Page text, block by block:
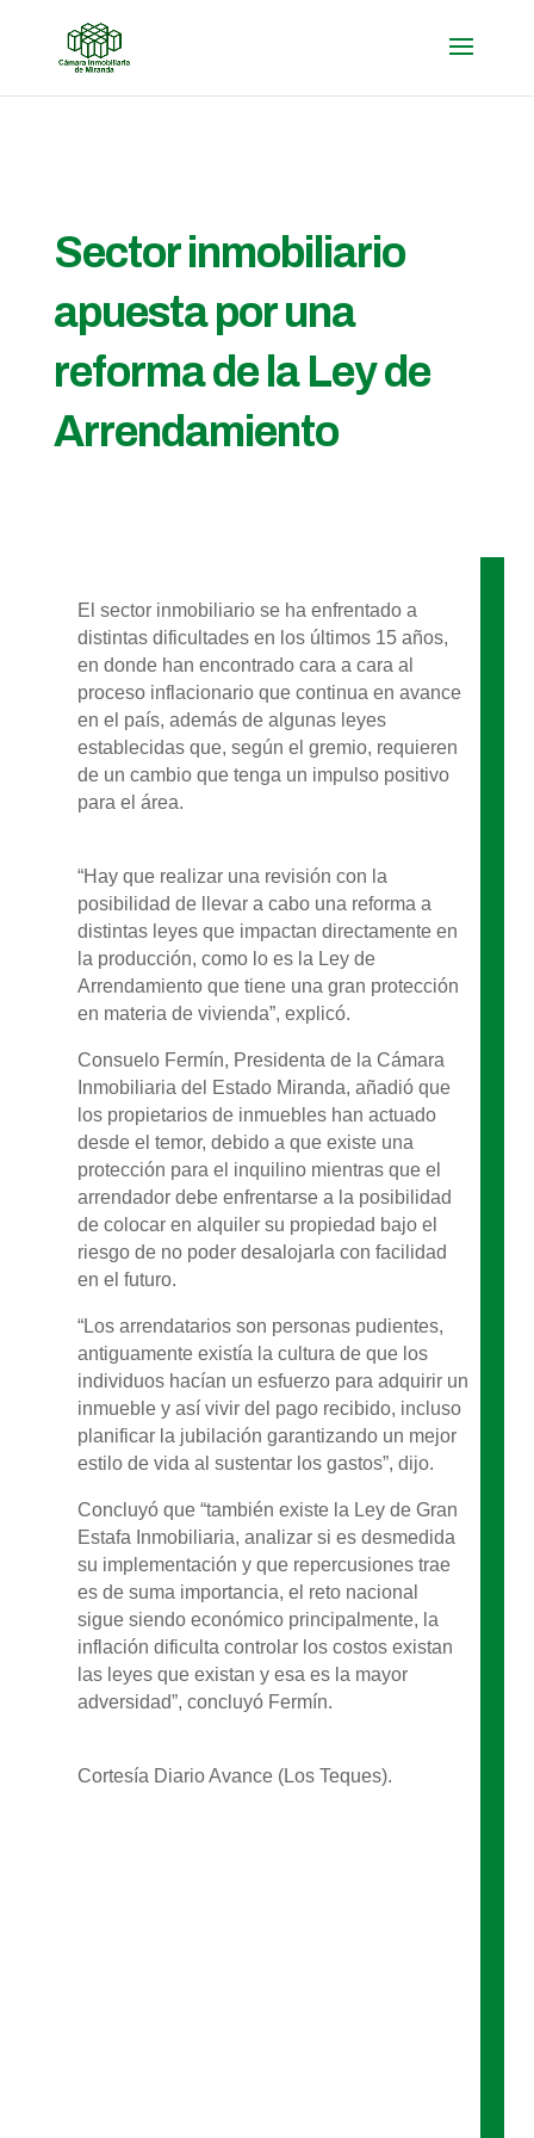
Sector inmobiliario
apuesta por una
reforma de la Ley de
Arrendamiento
El sector inmobiliario se ha enfrentado a
distintas dificultades en los últimos 15 años,
en donde han encontrado cara a cara al
proceso inflacionario que continua en avance
en el país, además de algunas leyes
establecidas que, según el gremio, requieren
de un cambio que tenga un impulso positivo
para el área.
“Hay que realizar una revisión con la
posibilidad de llevar a cabo una reforma a
distintas leyes que impactan directamente en
la producción, como lo es la Ley de
Arrendamiento que tiene una gran protección
en materia de vivienda”, explicó.
Consuelo Fermín, Presidenta de la Cámara
Inmobiliaria del Estado Miranda, añadió que
los propietarios de inmuebles han actuado
desde el temor, debido a que existe una
protección para el inquilino mientras que el
arrendador debe enfrentarse a la posibilidad
de colocar en alquiler su propiedad bajo el
riesgo de no poder desalojarla con facilidad
en el futuro.
“Los arrendatarios son personas pudientes,
antiguamente existía la cultura de que los
individuos hacían un esfuerzo para adquirir un
inmueble y así vivir del pago recibido, incluso
planificar la jubilación garantizando un mejor
estilo de vida al sustentar los gastos”, dijo.
Concluyó que “también existe la Ley de Gran
Estafa Inmobiliaria, analizar si es desmedida
su implementación y que repercusiones trae
es de suma importancia, el reto nacional
sigue siendo económico principalmente, la
inflación dificulta controlar los costos existan
las leyes que existan y esa es la mayor
adversidad”, concluyó Fermín.
Cortesía Diario Avance (Los Teques).